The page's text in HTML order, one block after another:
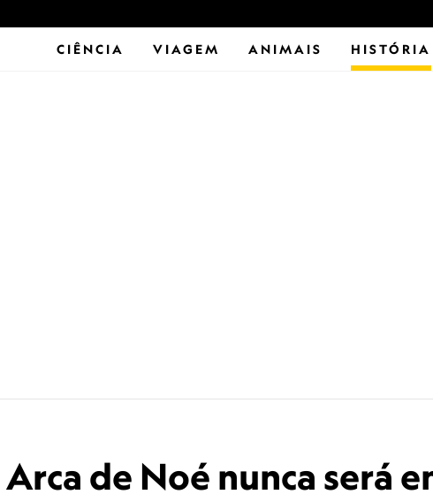
CIÊNCIA VIAGEM ANIMAIS HISTÓRIA
Arca de Noé nunca será